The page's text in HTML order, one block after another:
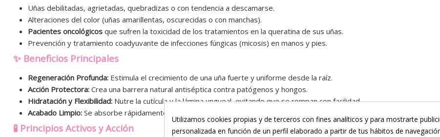
Uñas debilitadas, agrietadas, quebradizas o con tendencia a descamarse.
Alteraciones del color (uñas amarillentas, oscurecidas o con manchas).
Pacientes oncológicos que sufren la toxicidad de los tratamientos en la queratina de sus uñas.
Prevención y tratamiento coadyuvante de infecciones fúngicas (micosis) en manos y pies.
✨ Beneficios Principales
Regeneración Profunda: Estimula el crecimiento de una uña fuerte y uniforme desde la raíz.
Acción Protectora: Crea una barrera natural antiséptica contra patógenos y hongos.
Hidratación y Flexibilidad: Nutre la cutícula y la lámina ungueal, evitando que se rompan con facilidad.
Acabado Limpio: Se absorbe rápidamente sin dejar una sensación grasa desagradable, permitiendo calzarse o realizar
🧪 Principios Activos y Acción
Utilizamos cookies propias y de terceros con fines analíticos y para mostrarte
personalizada en función de un perfil elaborado a partir de tus hábitos de